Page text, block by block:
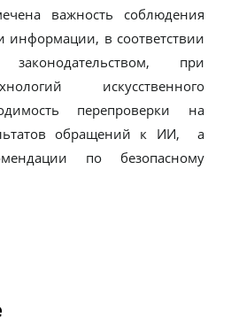
важность соблюдения
информации, в соответствии
при
искусственного
перепроверки на
обращений к ИИ, а
по безопасному